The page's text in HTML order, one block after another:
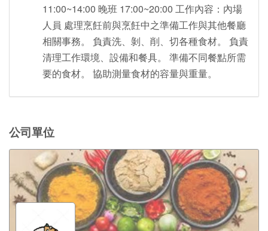
11:00~14:00 晚班 17:00~20:00 工作內容：內場
人員 處理烹飪前與烹飪中之準備工作與其他餐廳
相關事務。 負責洗、剝、削、切各種食材。 負責
清理工作環境、設備和餐具。 準備不同餐點所需
要的食材。 協助測量食材的容量與重量。
公司單位